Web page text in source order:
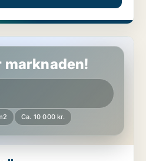
marknaden!
Ca. 10 000 kr.